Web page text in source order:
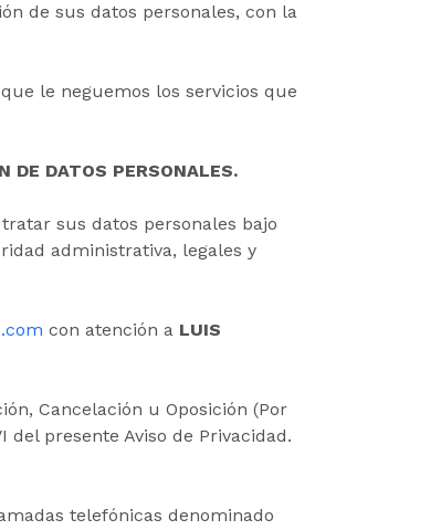
de sus datos personales, con la
le neguemos los servicios que
DE DATOS PERSONALES.
sus datos personales bajo
administrativa, legales y
con atención a LUIS
Cancelación u Oposición (Por
presente Aviso de Privacidad.
telefónicas denominado